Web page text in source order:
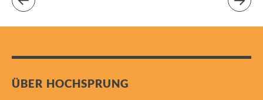
ÜBER HOCHSPRUNG